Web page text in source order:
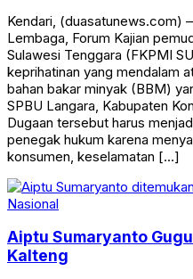
Kendari, (duasatunews.com)
Lembaga, Forum Kajian
Sulawesi Tenggara (FKPMI
keprihatinan yang mendalam
bahan bakar minyak (BBM)
SPBU Langara, Kabupaten
Dugaan tersebut harus
penegak hukum karena
konsumen, keselamatan […]
Nasional
Aiptu Sumaryanto
Kalteng